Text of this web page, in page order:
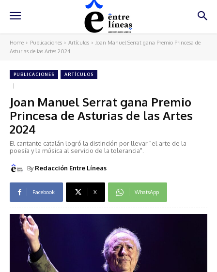
Home Publicaciones Artículos
Joan Manuel Serrat gana Premio Princesa de
Asturias de las Artes 2024
PUBLICACIONES ARTÍCULOS
Joan Manuel Serrat gana Premio
Princesa de Asturias de las Artes
2024
El cantante catalán logró la distinción por llevar "el arte de la
poesía y la música al servicio de la tolerancia".
By Redacción Entre Líneas
Facebook X WhatsApp